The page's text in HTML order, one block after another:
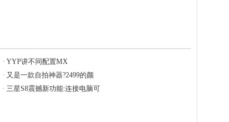
· YYP讲不同配置MX
· 又是一款自拍神器?2499的颜
· 三星S8震撼新功能:连接电脑可